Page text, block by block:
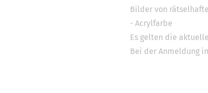
Bilder von
- Acrylfarbe
Es gelten die
Bei der Anmeldung